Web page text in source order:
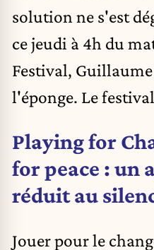
solution ne s'est
ce jeudi à 4h du
Festival,
l'éponge. Le
Playing for
for peace : un
réduit au
Jouer pour le